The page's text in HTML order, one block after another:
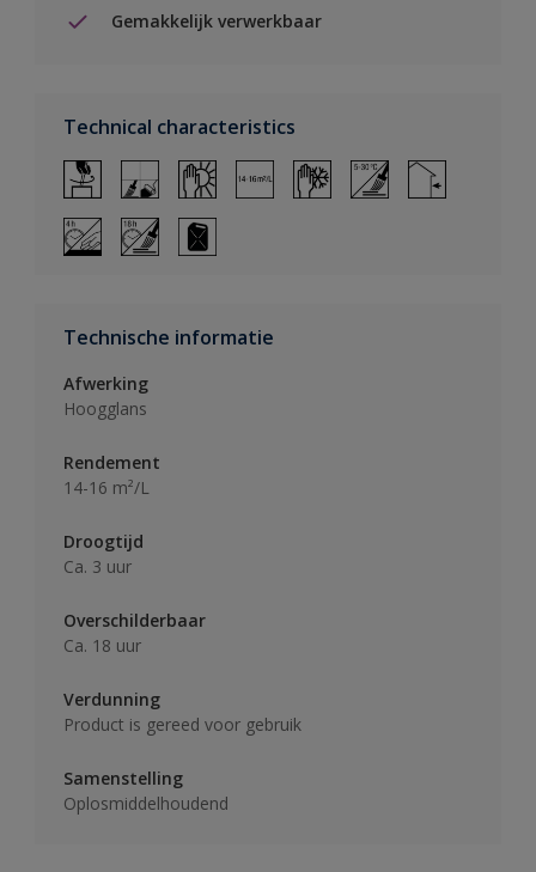
Gemakkelijk verwerkbaar
Technical characteristics
Technische informatie
Afwerking
Hoogglans
Rendement
14-16 m²/L
Droogtijd
Ca. 3 uur
Overschilderbaar
Ca. 18 uur
Verdunning
Product is gereed voor gebruik
Samenstelling
Oplosmiddelhoudend